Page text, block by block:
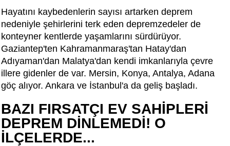
Hayatını kaybedenlerin sayısı artarken deprem
nedeniyle şehirlerini terk eden depremzedeler de
konteyner kentlerde yaşamlarını sürdürüyor.
Gaziantep'ten Kahramanmaraş'tan Hatay'dan
Adıyaman'dan Malatya'dan kendi imkanlarıyla çevre
illere gidenler de var. Mersin, Konya, Antalya, Adana
göç alıyor. Ankara ve İstanbul'a da geliş başladı.
BAZI FIRSATÇI EV SAHİPLERİ
DEPREM DİNLEMEDİ! O
İLÇELERDE...